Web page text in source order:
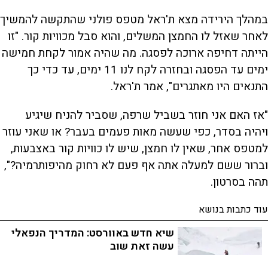
במהלך הירידה מצא ת'ראל מטפס פולני שהתקשה להמשיך
לאחר שאזל לו החמצן המשלים, והוא סבל מכוויות קור. "זו
הייתה דחיפה ארוכה לפסגה. מה שהיה אמור לקחת חמישה
ימים עד הפסגה ובחזרה לקח לנו 11 ימים, עד כדי כך
התנאים היו מאתגרים", אמר ת'ראל.
"אז האם אני חוזר בשביל שרפה, שסביר להניח שיגיע
ויהיה בסדר, כפי שעשה מאות פעמים בעבר? או שאני עוזר
למטפס אחר, שאין לו חמצן, שיש לו כוויות קור באצבעות,
וברור ששם למעלה אתה אף פעם לא רחוק מהיפותרמיה?",
תהה בסרטון.
עוד כתבות בנושא
שיא חדש באוורסט: המדריך הנפאלי
עשה זאת שוב